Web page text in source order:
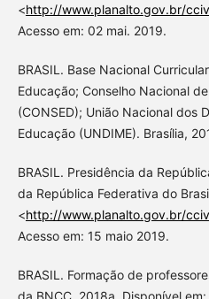
<http://www.planalto.gov.br/
Acesso em: 02 mai. 2019.
BRASIL. Base Nacional
Educação; Conselho Nacional
(CONSED); União Nacional dos
Educação (UNDIME). Brasília,
BRASIL. Presidência da
da República Federativa do
<http://www.planalto.gov.br/
Acesso em: 15 maio 2019.
BRASIL. Formação de